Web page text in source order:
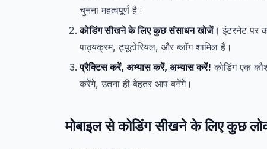
चुनना महत्वपूर्ण है।
कोडिंग सीखने के लिए कुछ संसाधन खोजें। इंटरनेट पर
पाठ्यक्रम, ट्यूटोरियल, और ब्लॉग शामिल हैं।
प्रैक्टिस करें, अभ्यास करें, अभ्यास करें! कोडिंग एक
करेंगे, उतना ही बेहतर आप बनेंगे।
मोबाइल से कोडिंग सीखने के लिए कुछ